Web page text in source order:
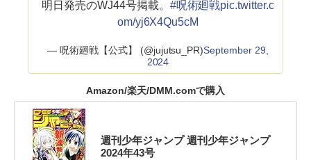
明日発売のWJ44号掲載。 #呪術廻戦pic.twitter.c
om/yj6X4Qu5cM
— 呪術廻戦【公式】 (@jujutsu_PR)September 29,
2024
Amazon/楽天/DMM.comで購入
週刊少年ジャンプ 週刊少年ジャンプ
2024年43号